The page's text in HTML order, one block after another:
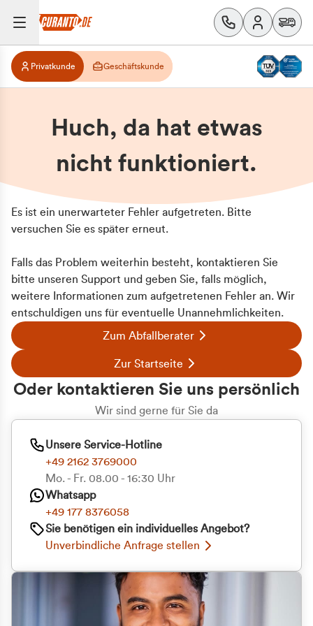
Zustimmung
Wir verwenden Cookies, um Inhalte und Anzeigen
zu personalisieren, Funktionen für soziale Medien
anbieten zu können und die Zugriffe auf unsere
Privatkunde Geschäftskunde
Huch, da hat etwas
nicht funktioniert.
Es ist ein unerwarteter Fehler aufgetreten. Bitte
versuchen Sie es später erneut.
Falls das Problem weiterhin besteht, kontaktieren Sie
bitte unseren Support und geben Sie, falls möglich,
weitere Informationen zum aufgetretenen Fehler an. Wir
entschuldigen uns für eventuelle Unannehmlichkeiten.
Zum Abfallberater
Zur Startseite
Oder kontaktieren Sie uns persönlich
Wir sind gerne für Sie da
Unsere Service-Hotline
+49 2162 3769000
Mo. - Fr. 08.00 - 16:30 Uhr
Whatsapp
+49 177 8376058
Sie benötigen ein individuelles Angebot?
Unverbindliche Anfrage stellen